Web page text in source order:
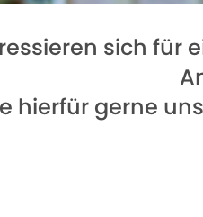
sich für
hierfür gerne